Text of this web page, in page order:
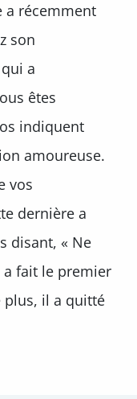
a récemment
son
a
êtes
indiquent
amoureuse.
vos
dernière a
disant, « Ne
a fait le premier
plus, il a quitté